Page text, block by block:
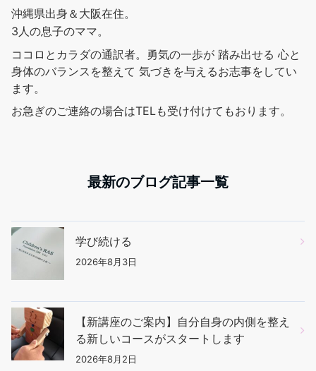
沖縄県出身＆大阪在住。
3人の息子のママ。
ココロとカラダの通訳者。勇気の一歩が 踏み出せる 心と
身体のバランスを整えて 気づきを与えるお志事をしてい
ます。
お急ぎのご連絡の場合はTELも受け付けてもおります。
最新のブログ記事一覧
学び続ける
2026年8月3日
【新講座のご案内】自分自身の内側を整え
る新しいコースがスタートします
2026年8月2日